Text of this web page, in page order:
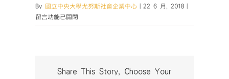
By 國立中央大學尤努斯社會企業中心 22 6 月, 2018
會
留言功能已關閉
Share This Story, Choose Your